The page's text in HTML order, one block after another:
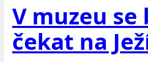
V muzeu
čekat na